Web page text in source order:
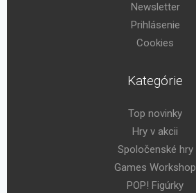
Newsletter
Prihlásenie
Cookies
Kategórie
Top novinky
Hry v akcii
Spoločenské hry
Games Workshop
POP! Figúrky